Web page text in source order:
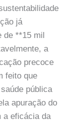
já
de **15 mil
a
precoce
feito que
pública
apuração do
a eficácia da